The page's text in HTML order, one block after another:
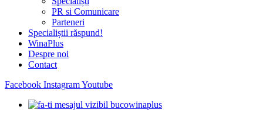
PR si Comunicare
Parteneri
Specialiștii răspund!
WinaPlus
Despre noi
Contact
Facebook InstagramYoutube